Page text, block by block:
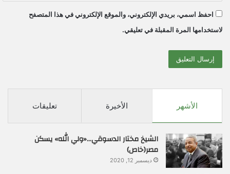
احفظ اسمي، بريدي الإلكتروني، والموقع الإلكتروني في هذا المتصفح
لاستخدامها المرة المقبلة في تعليقي.
الأشهر الأخيرة تعليقات
الشيخ مختار الدسوقي…«ولي الله» يسكن
مصر(خاص)
ديسمبر 12, 2020